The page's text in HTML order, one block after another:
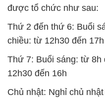
được tổ chức như sau:
Thứ 2 đến thứ 6: Buổi
chiều: từ 12h30 đến 17h
Thứ 7: Buổi sáng: từ 8h
12h30 đến 16h
Chủ nhật: Nghỉ chủ